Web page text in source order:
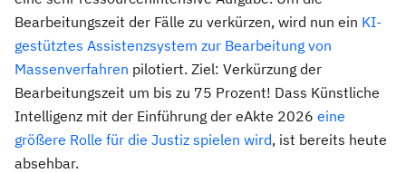
Bearbeitungszeit der Fälle zu verkürzen, wird nun ein KI-
gestütztes Assistenzsystem zur Bearbeitung von
Massenverfahren pilotiert. Ziel: Verkürzung der
Bearbeitungszeit um bis zu 75 Prozent! Dass Künstliche
Intelligenz mit der Einführung der eAkte 2026 eine
größere Rolle für die Justiz spielen wird, ist bereits heute
absehbar.